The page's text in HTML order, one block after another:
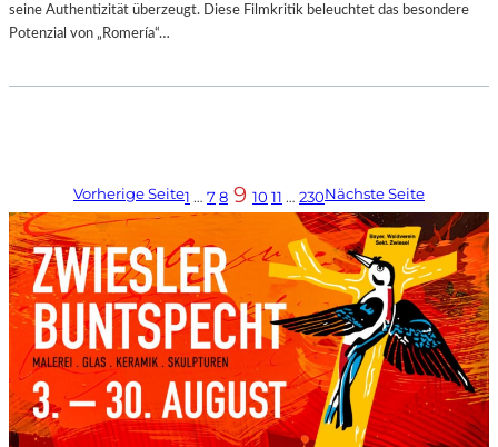
seine Authentizität überzeugt. Diese Filmkritik beleuchtet das besondere
Potenzial von „Romería“…
Vorherige Seite1 … 78 9 10 11 … 230Nächste Seite